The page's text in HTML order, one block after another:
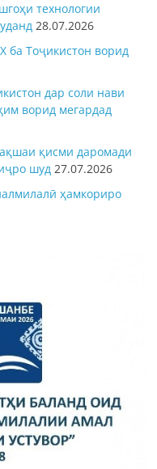
технологии
28.07.2026
ба Тоҷикистон ворид
дар соли нави
ворид мегардад
қисми даромади
шуд 27.07.2026
ҳамкориро